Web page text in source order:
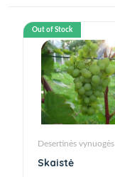
Out of Stock
Desertinės vynuogės
Skaistė